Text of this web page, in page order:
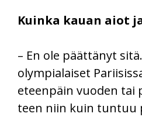
Kuinka kauan aiot
– En ole päättänyt
olympialaiset
eteenpäin vuoden tai
teen niin kuin tuntuu